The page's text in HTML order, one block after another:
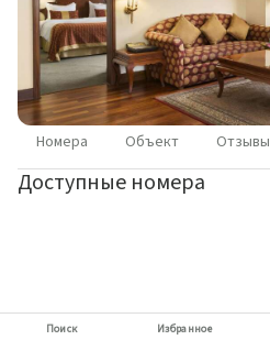
Номера Объект Отзывы
Доступные номера
Поиск Избранное